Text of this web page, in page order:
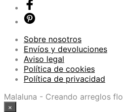
Sobre nosotros
Envíos y devoluciones
Aviso legal
Política de cookies
Política de privacidad
Malaluna - Creando arreglos
×